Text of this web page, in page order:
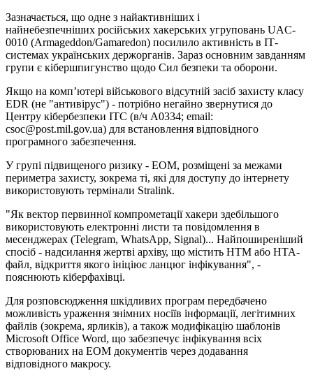
Зазначається, що одне з найактивніших і
найнебезпечніших російських хакерських угруповань UAC-
0010 (Armageddon/Gamaredon) посилило активність в ІТ-
системах українських держорганів. Зараз основним завданням
групи є кібершпигунство щодо Сил безпеки та оборони.
Якщо на комп’ютері військового відсутній засіб захисту класу
EDR (не "антивірус") - потрібно негайно звернутися до
Центру кібербезпеки ІТС (в/ч А0334; email:
csoc@post.mil.gov.ua) для встановлення відповідного
програмного забезпечення.
У групі підвищеного ризику - ЕОМ, розміщені за межами
периметра захисту, зокрема ті, які для доступу до інтернету
використовують термінали Stralink.
"Як вектор первинної компрометації хакери здебільшого
використовують електронні листи та повідомлення в
месенджерах (Telegram, WhatsApp, Signal)... Найпоширеніший
спосіб - надсилання жертві архіву, що містить HTM або HTA-
файл, відкриття якого ініціює ланцюг інфікування", -
пояснюють кіберфахівці.
Для розповсюдження шкідливих програм передбачено
можливість ураження знімних носіїв інформації, легітимних
файлів (зокрема, ярликів), а також модифікацію шаблонів
Microsoft Office Word, що забезпечує інфікування всіх
створюваних на ЕОМ документів через додавання
відповідного макросу.